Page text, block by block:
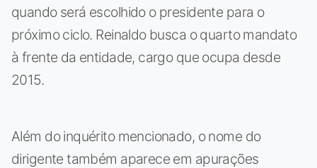
quando será escolhido o presidente para o
próximo ciclo. Reinaldo busca o quarto mandato
à frente da entidade, cargo que ocupa desde
2015.
Além do inquérito mencionado, o nome do
dirigente também aparece em apurações